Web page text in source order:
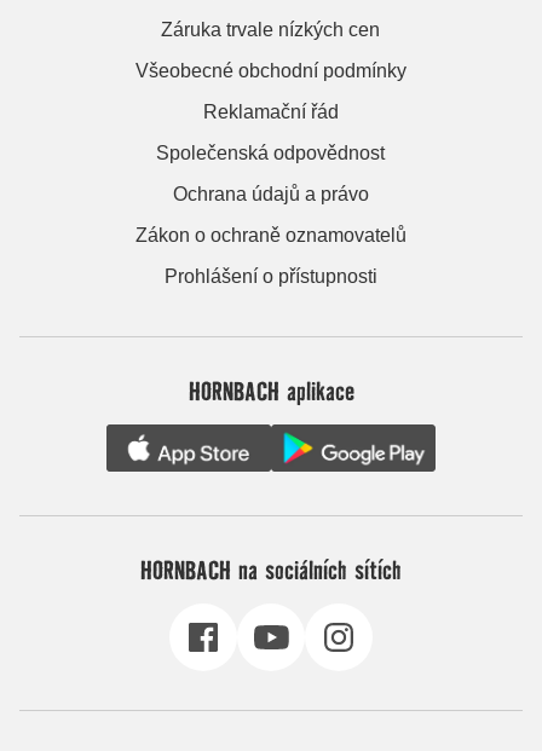
Záruka trvale nízkých cen
Všeobecné obchodní podmínky
Reklamační řád
Společenská odpovědnost
Ochrana údajů a právo
Zákon o ochraně oznamovatelů
Prohlášení o přístupnosti
HORNBACH aplikace
HORNBACH na sociálních sítích